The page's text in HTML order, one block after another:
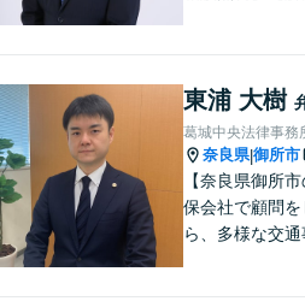
務のお悩みは【
（アイ）奈良法
おまかせくださ
東浦 大樹
葛城中央法律事務
奈良県|御所市
【奈良県御所
保会社で顧問
ら、多様な交通